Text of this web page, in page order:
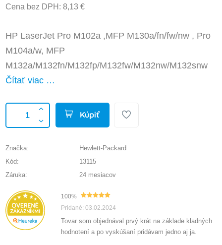
Cena bez DPH: 8,13 €
HP LaserJet Pro M102a ,MFP M130a/fn/fw/nw , Pro
M104a/w, MFP
M132a/M132fn/M132fp/M132fw/M132nw/M132snw
Čítať viac …
Kúpiť
Značka:
Hewlett-Packard
Kód:
13115
Záruka:
24 mesiacov
100%
Pridané: 03.02.2024
Tovar som objednával prvý krát na základe kladných
hodnotení a po vyskúšaní pridávam jedno aj ja.